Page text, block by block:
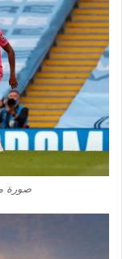
صورة